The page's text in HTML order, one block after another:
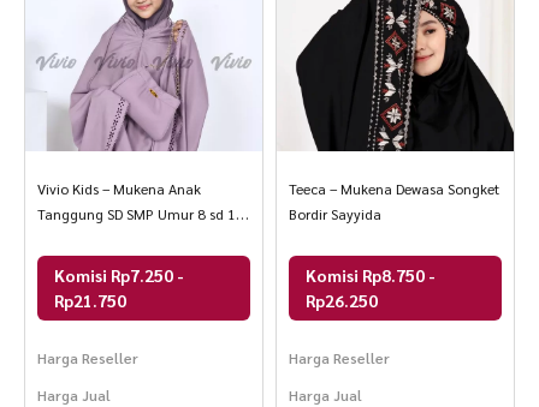
Vivio Kids – Mukena Anak
Tanggung SD SMP Umur 8 sd 15
SERIESKomisi Rp7.250 -
Rp21.750
Harga Reseller
Harga Jual
Teeca – Mukena Dewasa Songket
Bordir Sayyida
Komisi Rp8.750 -
Rp26.250
Harga Reseller
Harga Jual